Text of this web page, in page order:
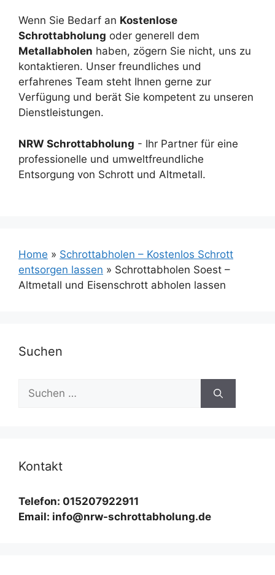
Wenn Sie Bedarf an Kostenlose
Schrottabholung oder generell dem
Metallabholen haben, zögern Sie nicht, uns zu
kontaktieren. Unser freundliches und
erfahrenes Team steht Ihnen gerne zur
Verfügung und berät Sie kompetent zu unseren
Dienstleistungen.
NRW Schrottabholung - Ihr Partner für eine
professionelle und umweltfreundliche
Entsorgung von Schrott und Altmetall.
Home » Schrottabholen – Kostenlos Schrott
entsorgen lassen » Schrottabholen Soest –
Altmetall und Eisenschrott abholen lassen
Suchen
Suchen
nach:
Kontakt
Telefon: 015207922911
Email: info@nrw-schrottabholung.de